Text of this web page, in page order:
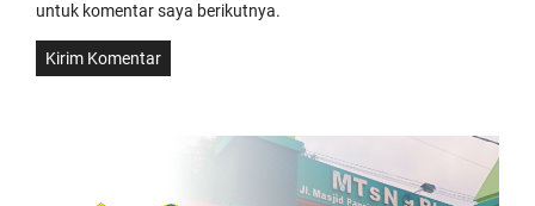
untuk komentar saya berikutnya.